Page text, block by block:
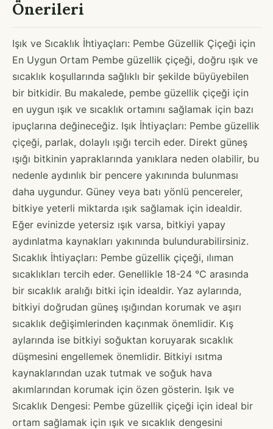
Önerileri
Işık ve Sıcaklık İhtiyaçları: Pembe Güzellik Çiçeği için
En Uygun Ortam Pembe güzellik çiçeği, doğru ışık ve
sıcaklık koşullarında sağlıklı bir şekilde büyüyebilen
bir bitkidir. Bu makalede, pembe güzellik çiçeği için
en uygun ışık ve sıcaklık ortamını sağlamak için bazı
ipuçlarına değineceğiz. Işık İhtiyaçları: Pembe güzellik
çiçeği, parlak, dolaylı ışığı tercih eder. Direkt güneş
ışığı bitkinin yapraklarında yanıklara neden olabilir, bu
nedenle aydınlık bir pencere yakınında bulunması
daha uygundur. Güney veya batı yönlü pencereler,
bitkiye yeterli miktarda ışık sağlamak için idealdir.
Eğer evinizde yetersiz ışık varsa, bitkiyi yapay
aydınlatma kaynakları yakınında bulundurabilirsiniz.
Sıcaklık İhtiyaçları: Pembe güzellik çiçeği, ılıman
sıcaklıkları tercih eder. Genellikle 18-24 °C arasında
bir sıcaklık aralığı bitki için idealdir. Yaz aylarında,
bitkiyi doğrudan güneş ışığından korumak ve aşırı
sıcaklık değişimlerinden kaçınmak önemlidir. Kış
aylarında ise bitkiyi soğuktan koruyarak sıcaklık
düşmesini engellemek önemlidir. Bitkiyi ısıtma
kaynaklarından uzak tutmak ve soğuk hava
akımlarından korumak için özen gösterin. Işık ve
Sıcaklık Dengesi: Pembe güzellik çiçeği için ideal bir
ortam sağlamak için ışık ve sıcaklık dengesini